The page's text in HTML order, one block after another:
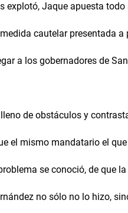
explotó, Jaque apuesta
cautelar presentada a
a los gobernadores de
de obstáculos y
el mismo mandatario el
se conoció, de que
no sólo no lo hizo,